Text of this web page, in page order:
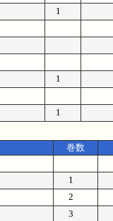
1
1
1
巻数
1
2
3